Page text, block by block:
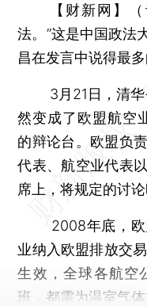
【财新网】
法。”这是中国政法
昌在发言中说得最多
3月21日，清华-
然变成了欧盟航空
的辩论台。欧盟负
代表、航空业代表
席上，将规定的讨论
2008年底，欧
业纳入欧盟排放交
生效，全球各航空
班，都需为温室气体